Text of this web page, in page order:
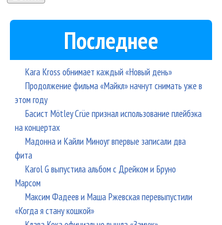
Последнее
Kara Kross обнимает каждый «Новый день»
Продолжение фильма «Майкл» начнут снимать уже в
этом году
Басист Mötley Crüe признал использование плейбэка
на концертах
Мадонна и Кайли Миноуг впервые записали два
фита
Karol G выпустила альбом с Дрейком и Бруно
Марсом
Максим Фадеев и Маша Ржевская перевыпустили
«Когда я стану кошкой»